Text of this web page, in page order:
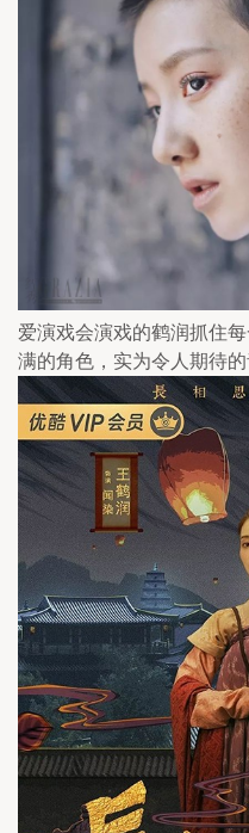
爱演戏会演戏的鹤润抓住
满的角色，实为令人期待的